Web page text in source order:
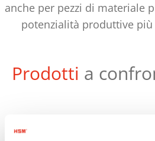
anche per pezzi di materiale
potenzialità produttive più
Prodotti a